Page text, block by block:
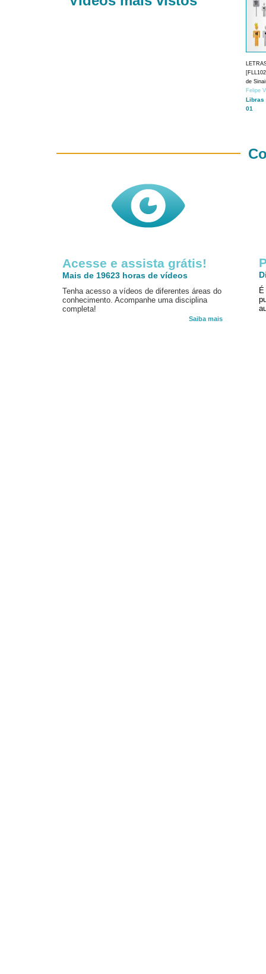
de
Felipe
Libras
01
Acesse e assista grátis!
Mais de 19623 horas de vídeos
Tenha acesso a vídeos de diferentes áreas do
conhecimento. Acompanhe uma disciplina
completa!
Saiba mais